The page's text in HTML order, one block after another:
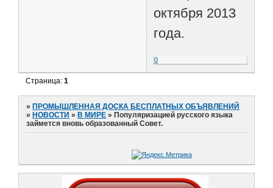
октября 2013
года.
0
Страница:1
» ПРОМЫШЛЕННАЯ ДОСКА БЕСПЛАТНЫХ ОБЪЯВЛЕНИЙ
» НОВОСТИ » В МИРЕ » Популяризацией русского языка
займется вновь образованный Совет.